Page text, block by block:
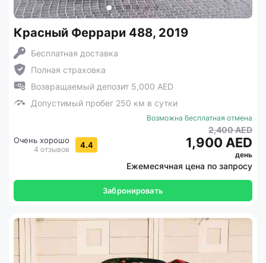
Красный Феррари 488, 2019
Бесплатная доставка
Полная страховка
Возвращаемый депозит 5,000 AED
Допустимый пробег 250 км в сутки
Очень хорошо
4 отзывов 4.4
Возможна бесплатная отмена
2,400 AED
1,900 AED
день
Ежемесячная цена по запросу
Забронировать